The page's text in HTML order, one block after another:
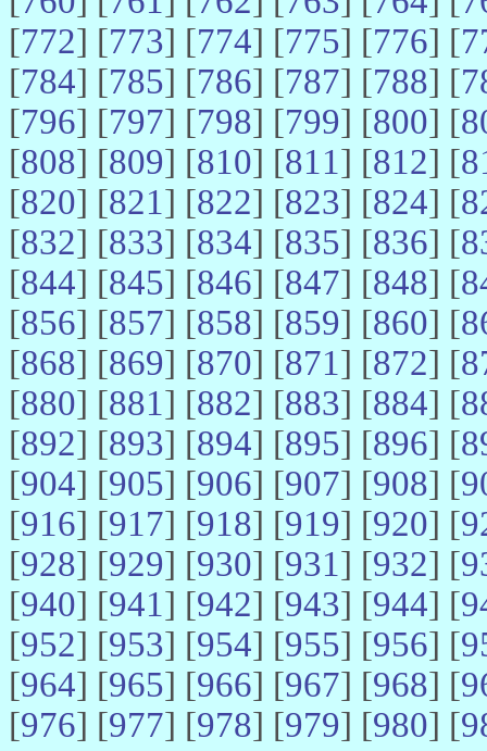
[772] [773] [774] [775] [776] [
[784] [785] [786] [787] [788] [
[796] [797] [798] [799] [800] [
[808] [809] [810] [811] [812] [
[820] [821] [822] [823] [824] [
[832] [833] [834] [835] [836] [
[844] [845] [846] [847] [848] [
[856] [857] [858] [859] [860] [
[868] [869] [870] [871] [872] [
[880] [881] [882] [883] [884] [
[892] [893] [894] [895] [896] [
[904] [905] [906] [907] [908] [
[916] [917] [918] [919] [920] [
[928] [929] [930] [931] [932] [
[940] [941] [942] [943] [944] [
[952] [953] [954] [955] [956] [
[964] [965] [966] [967] [968] [
[976] [977] [978] [979] [980] [